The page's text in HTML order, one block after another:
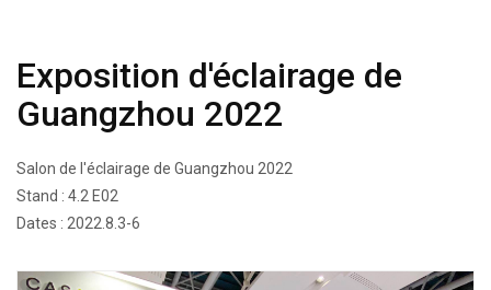
Exposition d'éclairage de
Guangzhou 2022
Salon de l'éclairage de Guangzhou 2022
Stand : 4.2 E02
Dates : 2022.8.3-6